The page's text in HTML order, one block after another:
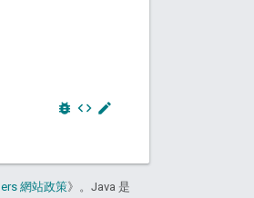
bug_report code edit
網站政策》。Java 是